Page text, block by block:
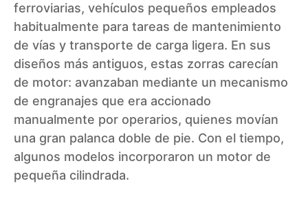
ferroviarias, vehículos pequeños empleados
habitualmente para tareas de mantenimiento
de vías y transporte de carga ligera. En sus
diseños más antiguos, estas zorras carecían
de motor: avanzaban mediante un mecanismo
de engranajes que era accionado
manualmente por operarios, quienes movían
una gran palanca doble de pie. Con el tiempo,
algunos modelos incorporaron un motor de
pequeña cilindrada.